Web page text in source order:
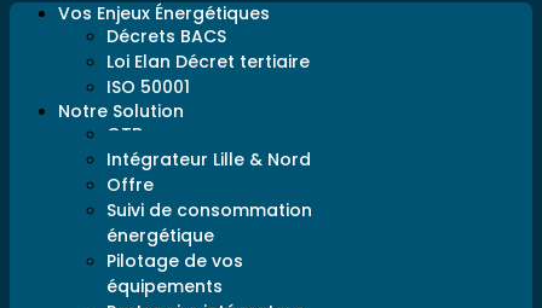
Vos Enjeux Énergétiques
Décrets BACS
Loi Elan Décret tertiaire
ISO 50001
Notre Solution
GTB
Intégrateur Lille & Nord
Offre
Suivi de consommation
énergétique
Pilotage de vos
équipements